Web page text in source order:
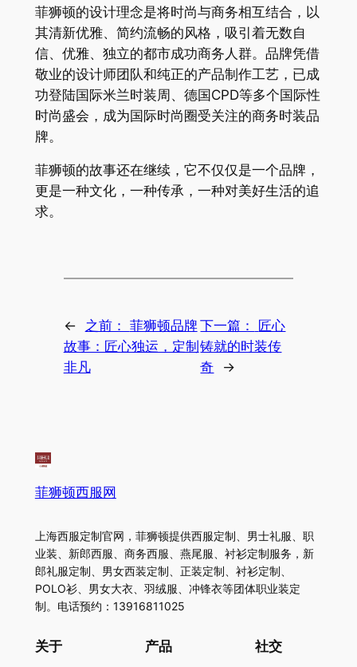
菲狮顿的设计理念是将时尚与商务相互结合，以
其清新优雅、简约流畅的风格，吸引着无数自
信、优雅、独立的都市成功商务人群。品牌凭借
敬业的设计师团队和纯正的产品制作工艺，已成
功登陆国际米兰时装周、德国CPD等多个国际性
时尚盛会，成为国际时尚圈受关注的商务时装品
牌。
菲狮顿的故事还在继续，它不仅仅是一个品牌，
更是一种文化，一种传承，一种对美好生活的追
求。
← 之前： 菲狮顿品牌
故事：匠心独运，定制
非凡
下一篇：
匠心
铸就的时装传
奇
→
菲狮顿西服网
上海西服定制官网，菲狮顿提供西服定制、男士礼服、职
业装、新郎西服、商务西服、燕尾服、衬衫定制服务，新
郎礼服定制、男女西装定制、正装定制、衬衫定制、
POLO衫、男女大衣、羽绒服、冲锋衣等团体职业装定
制。电话预约：13916811025
关于 产品 社交